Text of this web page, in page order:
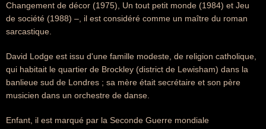
Changement de décor (1975), Un tout petit monde (1984) et Jeu
de société (1988) –, il est considéré comme un maître du roman
sarcastique.
David Lodge est issu d'une famille modeste, de religion catholique,
qui habitait le quartier de Brockley (district de Lewisham) dans la
banlieue sud de Londres ; sa mère était secrétaire et son père
musicien dans un orchestre de danse.
Enfant, il est marqué par la Seconde Guerre mondiale